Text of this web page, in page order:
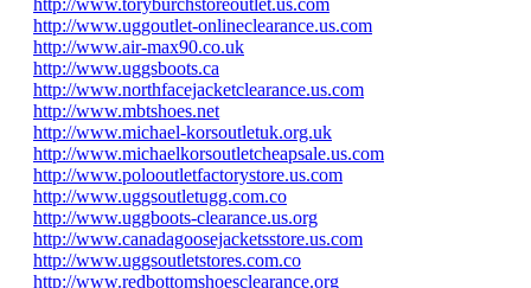
http://www.toryburchstoreoutlet.us.com
http://www.uggoutlet-onlineclearance.us.com
http://www.air-max90.co.uk
http://www.uggsboots.ca
http://www.northfacejacketclearance.us.com
http://www.mbtshoes.net
http://www.michael-korsoutletuk.org.uk
http://www.michaelkorsoutletcheapsale.us.com
http://www.polooutletfactorystore.us.com
http://www.uggsoutletugg.com.co
http://www.uggboots-clearance.us.org
http://www.canadagoosejacketsstore.us.com
http://www.uggsoutletstores.com.co
http://www.redbottomshoesclearance.org